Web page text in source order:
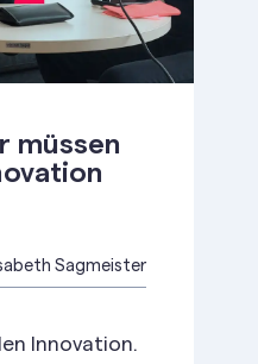
müssen
Sagmeister
Innovation.